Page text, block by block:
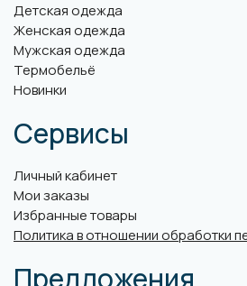
Детская одежда
Женская одежда
Мужская одежда
Термобельё
Новинки
Сервисы
Личный кабинет
Мои заказы
Избранные товары
Политика в отношении обработки
Предложения